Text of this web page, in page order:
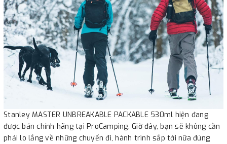
Stanley MASTER UNBREAKABLE PACKABLE 530ml hiện đang
được bán chính hãng tại ProCamping. Giờ đây, bạn sẽ không cần
phải lo lắng về những chuyến đi, hành trình sắp tới nữa đúng